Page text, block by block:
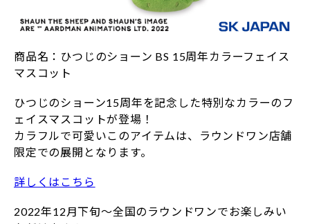
商品名：ひつじのショーン BS 15周年カラーフェイス
マスコット
ひつじのショーン15周年を記念した特別なカラーのフ
ェイスマスコットが登場！
カラフルで可愛いこのアイテムは、ラウンドワン店舗
限定での展開となります。
詳しくはこちら
2022年12月下旬～全国のラウンドワンでお楽しみい